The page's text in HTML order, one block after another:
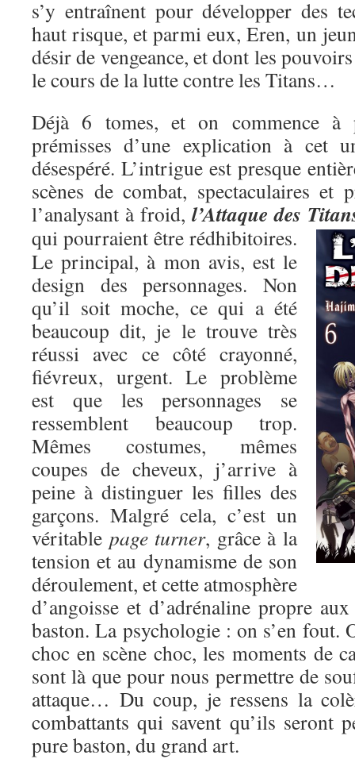
s’y entraînent pour développer des
haut risque, et parmi eux, Eren, un
désir de vengeance, et dont les
le cours de la lutte contre les Titans…
Déjà 6 tomes, et on commence à
prémisses d’une explication à cet
désespéré. L’intrigue est presque
scènes de combat, spectaculaires et
l’analysant à froid, l’Attaque des
qui pourraient être rédhibitoires.
Le principal, à mon avis, est le
design des personnages. Non
qu’il soit moche, ce qui a été
beaucoup dit, je le trouve très
réussi avec ce côté crayonné,
fiévreux, urgent. Le problème
est que les personnages se
ressemblent beaucoup trop.
Mêmes costumes, mêmes
coupes de cheveux, j’arrive à
peine à distinguer les filles des
garçons. Malgré cela, c’est un
véritable page turner, grâce à la
tension et au dynamisme de son
déroulement, et cette atmosphère
d’angoisse et d’adrénaline propre
baston. La psychologie : on s’en fout.
choc en scène choc, les moments de
sont là que pour nous permettre de
attaque… Du coup, je ressens la
combattants qui savent qu’ils seront
pure baston, du grand art.